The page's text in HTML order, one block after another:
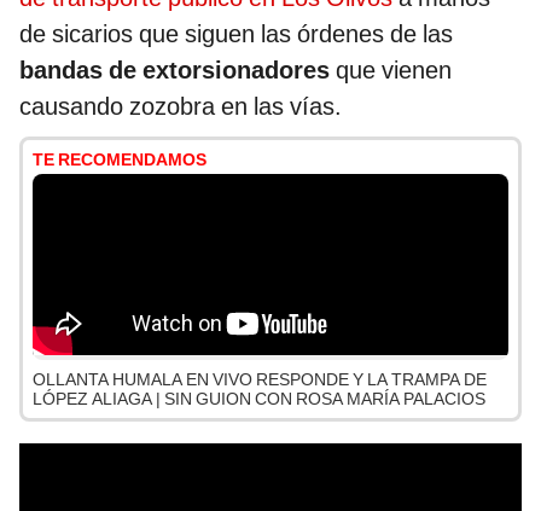
de sicarios que siguen las órdenes de las
bandas de extorsionadores que vienen
causando zozobra en las vías.
TE RECOMENDAMOS
OLLANTA HUMALA EN VIVO RESPONDE Y LA TRAMPA DE
LÓPEZ ALIAGA | SIN GUION CON ROSA MARÍA PALACIOS